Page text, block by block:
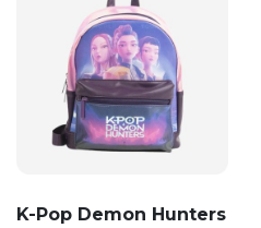
K-Pop Demon Hunters